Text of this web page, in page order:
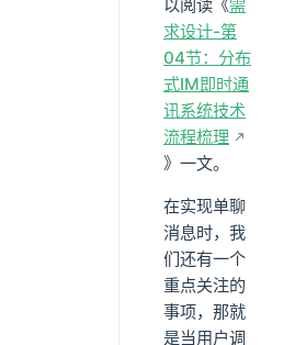
以阅读《需
求设计-第
04节：分布
式IM即时通
讯系统技术
流程梳理
》一文。
在实现单聊
消息时，我
们还有一个
重点关注的
事项，那就
是当用户调